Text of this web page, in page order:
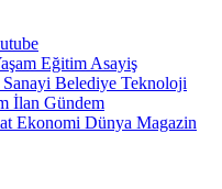
Eğitim Asayiş
Sanayi Belediye Teknoloji
İlan Gündem
Ekonomi Dünya Magazin